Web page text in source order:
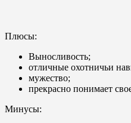
Плюсы:
Выносливость;
отличные охотничьи
мужество;
прекрасно понимает
Минусы: